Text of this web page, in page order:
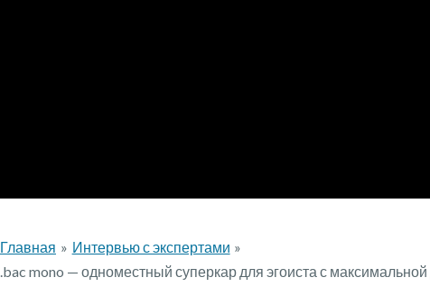
Главная
Интервью с экспертами
.bac mono — одноместный суперкар для эгоиста с